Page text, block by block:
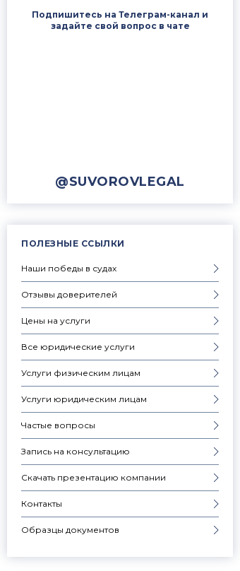
Подпишитесь на Телеграм-канал и
задайте свой вопрос в чате
@SUVOROVLEGAL
ПОЛЕЗНЫЕ ССЫЛКИ
Наши победы в судах
Отзывы доверителей
Цены на услуги
Все юридические услуги
Услуги физическим лицам
Услуги юридическим лицам
Частые вопросы
Запись на консультацию
Скачать презентацию компании
Контакты
Образцы документов